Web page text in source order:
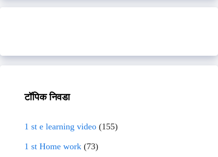
टॉपिक निवडा
1 st e learning video (155)
1 st Home work (73)